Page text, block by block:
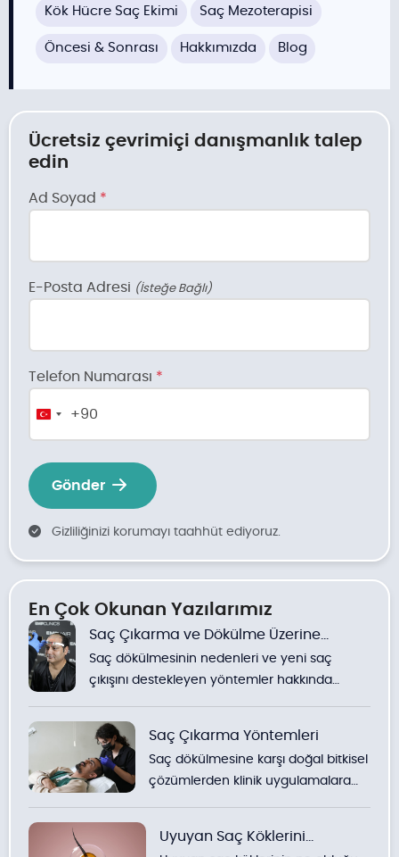
Kök Hücre Saç Ekimi Saç Mezoterapisi
Öncesi & Sonrası Hakkımızda Blog
Ücretsiz çevrimiçi danışmanlık talep
edin
Ad Soyad *
E-Posta Adresi (İsteğe Bağlı)
Telefon Numarası *
Turkey
+90
+90
Gönder
Gizliliğinizi korumayı taahhüt ediyoruz.
En Çok Okunan Yazılarımız
Saç Çıkarma ve Dökülme Üzerine
Yöntemler
Saç dökülmesinin nedenleri ve yeni saç
çıkışını destekleyen yöntemler hakkında
Saç Çıkarma Yöntemleri
Saç dökülmesine karşı doğal bitkisel
çözümlerden klinik uygulamalara
Uyuyan Saç Köklerini